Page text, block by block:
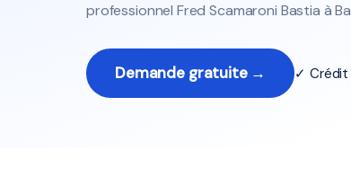
professionnel Fred Scamaroni Bastia à
Demande gratuite → ✓ Crédit